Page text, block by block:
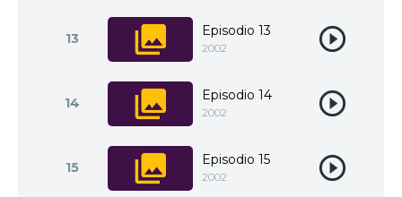
13 Episodio 13
2002
14 Episodio 14
2002
15 Episodio 15
2002